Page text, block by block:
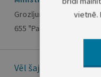
Grozījumi Ministru
655 "Par valsts
Vēl šajā numurā
vietnē.